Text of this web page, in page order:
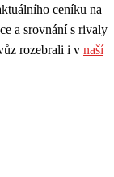
ceníku na
a srovnání s rivaly
rozebrali i v naší